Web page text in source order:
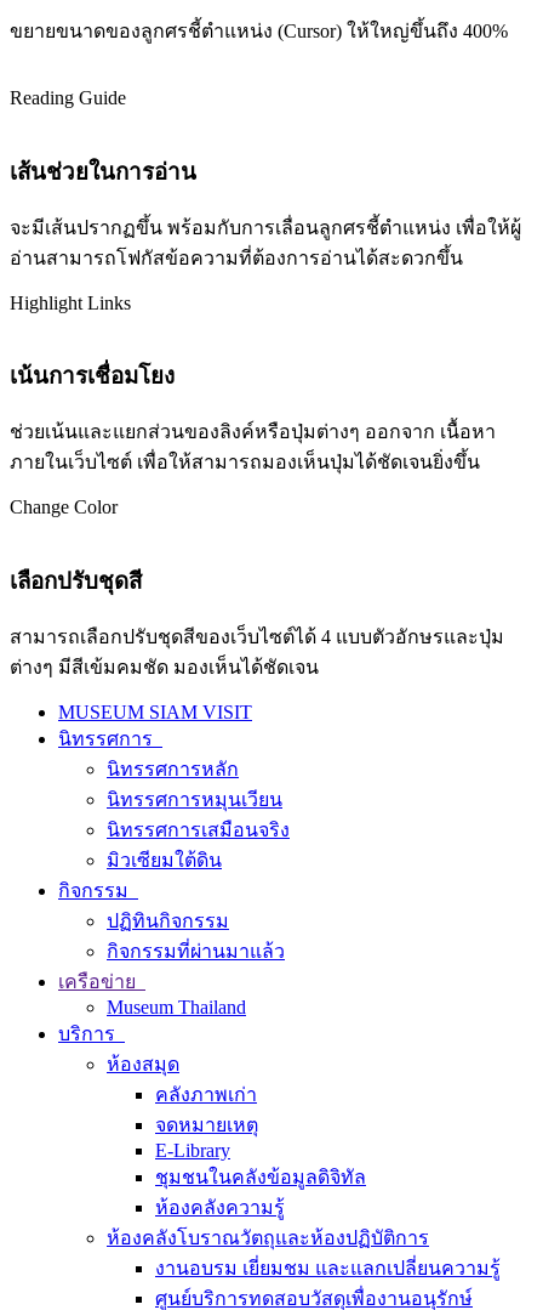
ขยายขนาดของลูกศรชี้ตำแหน่ง (Cursor) ให้ใหญ่ขึ้นถึง 400%
Reading Guide
เส้นช่วยในการอ่าน
จะมีเส้นปรากฏขึ้น พร้อมกับการเลื่อนลูกศรชี้ตำแหน่ง เพื่อให้ผู้
อ่านสามารถโฟกัสข้อความที่ต้องการอ่านได้สะดวกขึ้น
Highlight Links
เน้นการเชื่อมโยง
ช่วยเน้นและแยกส่วนของลิงค์หรือปุ่มต่างๆ ออกจาก เนื้อหา
ภายในเว็บไซต์ เพื่อให้สามารถมองเห็นปุ่มได้ชัดเจนยิ่งขึ้น
Change Color
เลือกปรับชุดสี
สามารถเลือกปรับชุดสีของเว็บไซต์ได้ 4 แบบตัวอักษรและปุ่ม
ต่างๆ มีสีเข้มคมชัด มองเห็นได้ชัดเจน
MUSEUM SIAM VISIT
นิทรรศการ
นิทรรศการหลัก
นิทรรศการหมุนเวียน
นิทรรศการเสมือนจริง
มิวเซียมใต้ดิน
กิจกรรม
ปฏิทินกิจกรรม
กิจกรรมที่ผ่านมาแล้ว
เครือข่าย
Museum Thailand
บริการ
ห้องสมุด
คลังภาพเก่า
จดหมายเหตุ
E-Library
ชุมชนในคลังข้อมูลดิจิทัล
ห้องคลังความรู้
ห้องคลังโบราณวัตถุและห้องปฏิบัติการ
งานอบรม เยี่ยมชม และแลกเปลี่ยนความรู้
ศูนย์บริการทดสอบวัสดุเพื่องานอนุรักษ์